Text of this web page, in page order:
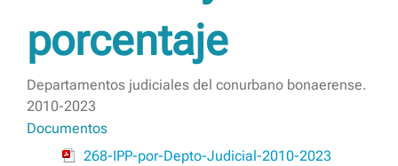
porcentaje
Departamentos judiciales del conurbano bonaerense.
2010-2023
Documentos
268-IPP-por-Depto-Judicial-2010-2023